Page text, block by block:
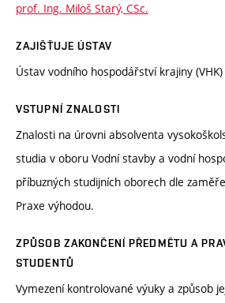
prof. Ing. Miloš Starý, CSc.
ZAJIŠŤUJE ÚSTAV
Ústav vodního hospodářství krajiny (VHK)
VSTUPNÍ ZNALOSTI
Znalosti na úrovni absolventa
studia v oboru Vodní stavby a vodní
příbuzných studijních oborech dle
Praxe výhodou.
ZPŮSOB ZAKONČENÍ PŘEDMĚTU A
STUDENTŮ
Vymezení kontrolované výuky a způsob